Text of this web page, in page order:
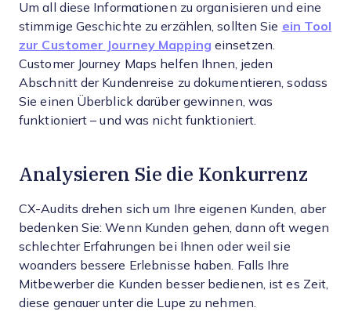
Um all diese Informationen zu organisieren und eine
stimmige Geschichte zu erzählen, sollten Sie ein Tool
zur Customer Journey Mapping einsetzen.
Customer Journey Maps helfen Ihnen, jeden
Abschnitt der Kundenreise zu dokumentieren, sodass
Sie einen Überblick darüber gewinnen, was
funktioniert – und was nicht funktioniert.
Analysieren Sie die Konkurrenz
CX-Audits drehen sich um Ihre eigenen Kunden, aber
bedenken Sie: Wenn Kunden gehen, dann oft wegen
schlechter Erfahrungen bei Ihnen oder weil sie
woanders bessere Erlebnisse haben. Falls Ihre
Mitbewerber die Kunden besser bedienen, ist es Zeit,
diese genauer unter die Lupe zu nehmen.